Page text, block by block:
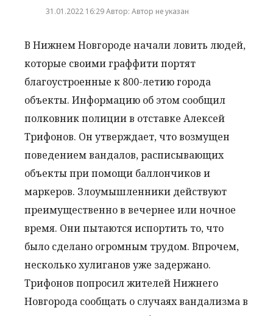
31.01.2022 16:29 Автор: Автор не указан
В Нижнем Новгороде начали ловить людей,
которые своими граффити портят
благоустроенные к 800-летию города
объекты. Информацию об этом сообщил
полковник полиции в отставке Алексей
Трифонов. Он утверждает, что возмущен
поведением вандалов, расписывающих
объекты при помощи баллончиков и
маркеров. Злоумышленники действуют
преимущественно в вечернее или ночное
время. Они пытаются испортить то, что
было сделано огромным трудом. Впрочем,
несколько хулиганов уже задержано.
Трифонов попросил жителей Нижнего
Новгорода сообщать о случаях вандализма в